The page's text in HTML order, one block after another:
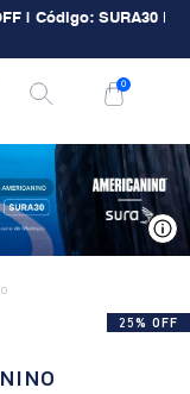
| Código: SURA30
0
25% OFF